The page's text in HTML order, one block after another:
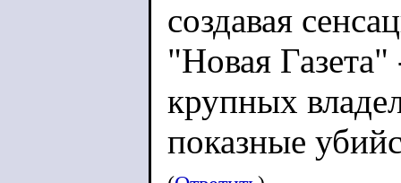
создавая
"Новая
крупных
показные